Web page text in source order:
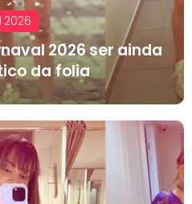
2026 ser ainda
da folia